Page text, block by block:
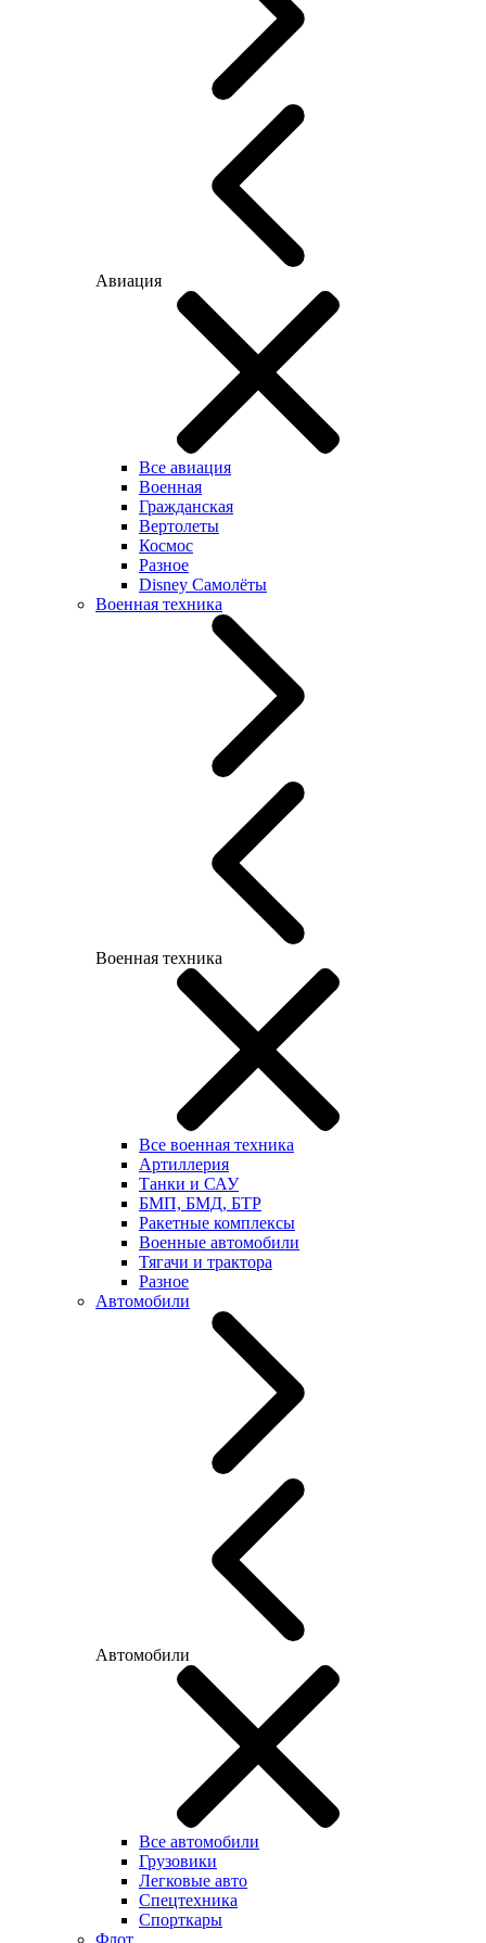
Авиация
Все авиация
Военная
Гражданская
Вертолеты
Космос
Разное
Disney Самолёты
Военная техника
Военная техника
Все военная техника
Артиллерия
Танки и САУ
БМП, БМД, БТР
Ракетные комплексы
Военные автомобили
Тягачи и трактора
Разное
Автомобили
Автомобили
Все автомобили
Грузовики
Легковые авто
Спецтехника
Спорткары
Флот